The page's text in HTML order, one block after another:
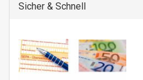
Sicher & Schnell